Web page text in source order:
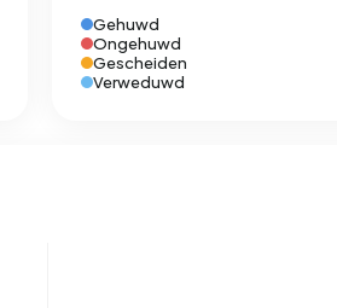
Gehuwd
Ongehuwd
Gescheiden
Verweduwd